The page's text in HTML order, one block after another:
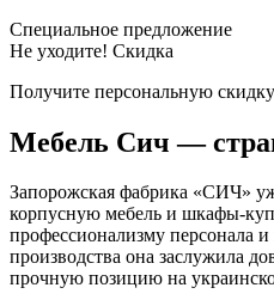
Специальное предложение
Не уходите! Скидка
Получите персональную
Мебель Сич —
Запорожская фабрика «СИЧ»
корпусную мебель и шкафы-
профессионализму персонала
производства она заслужила
прочную позицию на